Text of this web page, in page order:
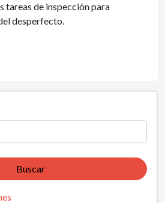
tareas de inspección para
desperfecto.
Buscar